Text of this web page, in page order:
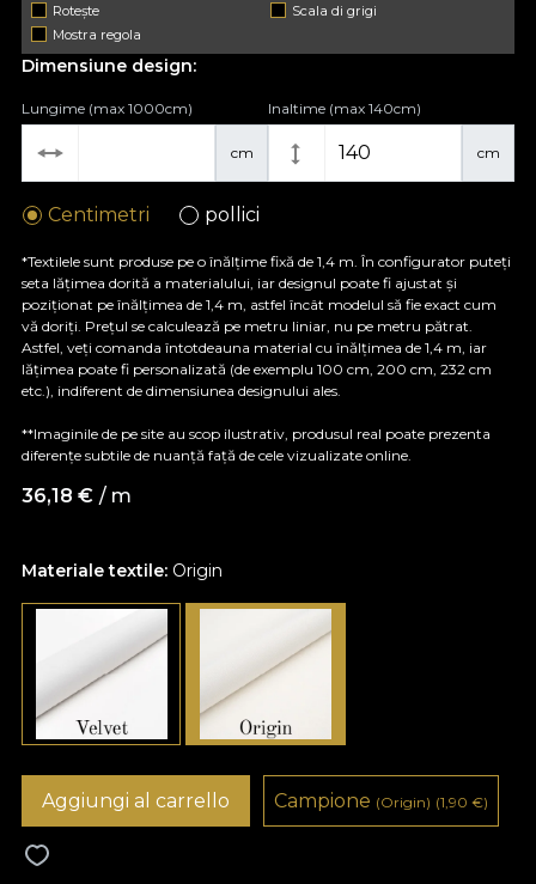
Rotește
Scala di grigi
Mostra regola
Materiale textile: Origin
Dimensiune design:
cm
Lungime (max 1000cm)
cm
Inaltime (max 140cm)
Centimetri pollici
*Textilele sunt produse pe o înălțime fixă de 1,4 m. În configurator puteți
seta lățimea dorită a materialului, iar designul poate fi ajustat și
poziționat pe înălțimea de 1,4 m, astfel încât modelul să fie exact cum
vă doriți. Prețul se calculează pe metru liniar, nu pe metru pătrat.
Astfel, veți comanda întotdeauna material cu înălțimea de 1,4 m, iar
lățimea poate fi personalizată (de exemplu 100 cm, 200 cm, 232 cm
etc.), indiferent de dimensiunea designului ales.
**Imaginile de pe site au scop ilustrativ, produsul real poate prezenta
diferențe subtile de nuanță față de cele vizualizate online.
36,18 € / m
Aggiungi al carrello Campione (Origin) (1,90 €)